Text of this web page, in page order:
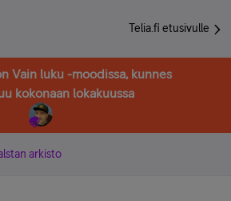
Telia.fi etusivulle
Vain luku -moodissa, kunnes
kokonaan lokakuussa
arkisto